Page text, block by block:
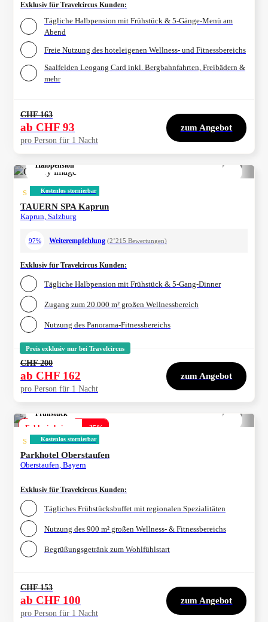
Exklusiv für Travelcircus Kunden:
Tägliche Halbpension mit Frühstück & 5-Gänge-Menü am
Abend
Freie Nutzung des hoteleigenen Wellness- und Fitnessbereichs
Saalfelden Leogang Card inkl. Bergbahnfahrten, Freibädern &
mehr
CHF 163
ab CHF 93
pro Person für 1 Nacht
zum Angebot
Halbpension
s Kostenlos stornierbar
TAUERN SPA Kaprun
Kaprun, Salzburg
97% Weiterempfehlung (2’215 Bewertungen)
Exklusiv für Travelcircus Kunden:
Tägliche Halbpension mit Frühstück & 5-Gang-Dinner
Zugang zum 20.000 m² großen Wellnessbereich
Nutzung des Panorama-Fitnessbereichs
Preis exklusiv nur bei Travelcircus
CHF 200
ab CHF 162
pro Person für 1 Nacht
zum Angebot
Frühstück
Exklusiv bei uns
-35%
s Kostenlos stornierbar
Parkhotel Oberstaufen
Oberstaufen, Bayern
Exklusiv für Travelcircus Kunden:
Tägliches Frühstücksbuffet mit regionalen Spezialitäten
Nutzung des 900 m² großen Wellness- & Fitnessbereichs
Begrüßungsgetränk zum Wohlfühlstart
CHF 153
ab CHF 100
pro Person für 1 Nacht
zum Angebot